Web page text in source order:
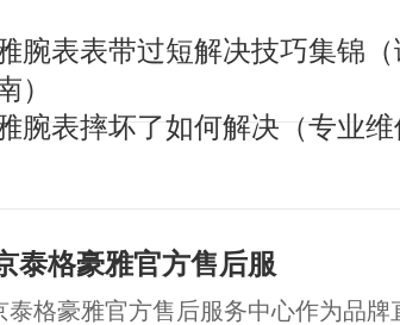
腕表表带过短解决技巧集锦
）
腕表摔坏了如何解决（专业
泰格豪雅官方售后服
泰格豪雅官方售后服务中心作为品牌